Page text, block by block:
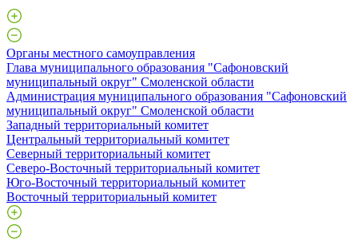
Органы местного самоуправления
Глава муниципального образования "Сафоновский
муниципальный округ" Смоленской области
Администрация муниципального образования "Сафоновский
муниципальный округ" Смоленской области
Западный территориальный комитет
Центральный территориальный комитет
Северный территориальный комитет
Северо-Восточный территориальный комитет
Юго-Восточный территориальный комитет
Восточный территориальный комитет